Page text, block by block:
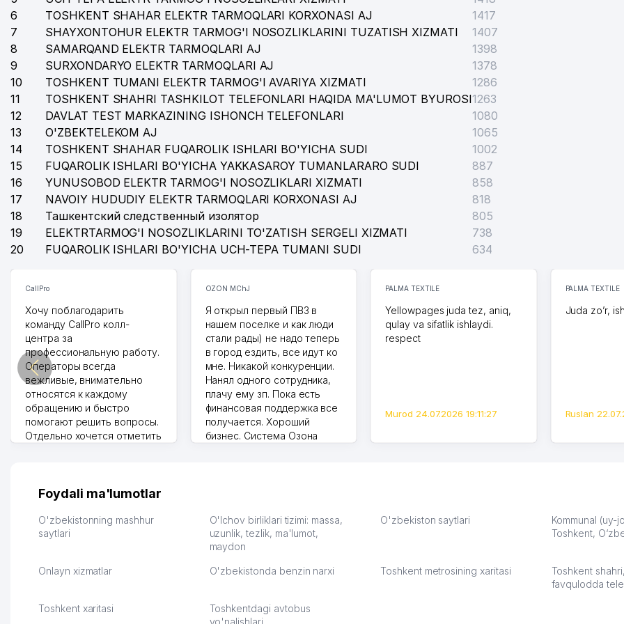
6
TOSHKENT SHAHAR ELEKTR TARMOQLARI KORXONASI AJ
1417
7
SHAYXONTOHUR ELEKTR TARMOG'I NOSOZLIKLARINI TUZATISH XIZMATI
1407
8
SAMARQAND ELEKTR TARMOQLARI AJ
1398
9
SURXONDARYO ELEKTR TARMOQLARI AJ
1378
10
TOSHKENT TUMANI ELEKTR TARMOG'I AVARIYA XIZMATI
1286
11
TOSHKENT SHAHRI TASHKILOT TELEFONLARI HAQIDA MA'LUMOT BYUROSI1263
12
DAVLAT TEST MARKAZINING ISHONCH TELEFONLARI
1080
13
O'ZBEKTELEKOM AJ
1065
14
TOSHKENT SHAHAR FUQAROLIK ISHLARI BO'YICHA SUDI
1002
15
FUQAROLIK ISHLARI BO'YICHA YAKKASAROY TUMANLARARO SUDI
887
16
YUNUSOBOD ELEKTR TARMOG'I NOSOZLIKLARI XIZMATI
858
17
NAVOIY HUDUDIY ELEKTR TARMOQLARI KORXONASI AJ
818
18
Ташкентский следственный изолятор
805
19
ELEKTRTARMOG'I NOSOZLIKLARINI TO'ZATISH SERGELI XIZMATI
738
20
FUQAROLIK ISHLARI BO'YICHA UCH-TEPA TUMANI SUDI 634
CallPro
Хочу поблагодарить
команду CallPro колл-
центра за
профессиональную работу.
Операторы всегда
вежливые, внимательно
относятся к каждому
обращению и быстро
помогают решить вопросы.
Отдельно хочется отметить
их работе значительно
обслуживания клиентов.
Рекомендую этот колл-
Vip Brand 31.07.2026 11:43:39
OZON MChJ
Я открыл первый ПВЗ в
нашем поселке и как люди
стали рады) не надо теперь
в город ездить, все идут ко
мне. Никакой конкуренции.
Нанял одного сотрудника,
плачу ему зп. Пока есть
финансовая поддержка все
получается. Хороший
бизнес. Система Озона
тут у нас уже есть ПВЗ.
Выгодное дело и
спокойное.
PALMA TEXTILE
Yellowpages juda tez, aniq,
qulay va sifatlik ishlaydi.
respect
Murod 24.07.2026 19:11:27
PALMA TEXTILE
Juda zo’r,
Ruslan
Foydali ma'lumotlar
O'zbekistonning mashhur
saytlari
O'lchov birliklari tizimi: massa,
uzunlik, tezlik, ma'lumot,
maydon
O'zbekiston saytlari
Kommunal (uy-
Toshkent,
Onlayn xizmatlar O'zbekistonda benzin narxi Toshkent metrosining xaritasi
Toshkent
favqulodda
Toshkent xaritasi
Toshkentdagi avtobus
yo'nalishlari